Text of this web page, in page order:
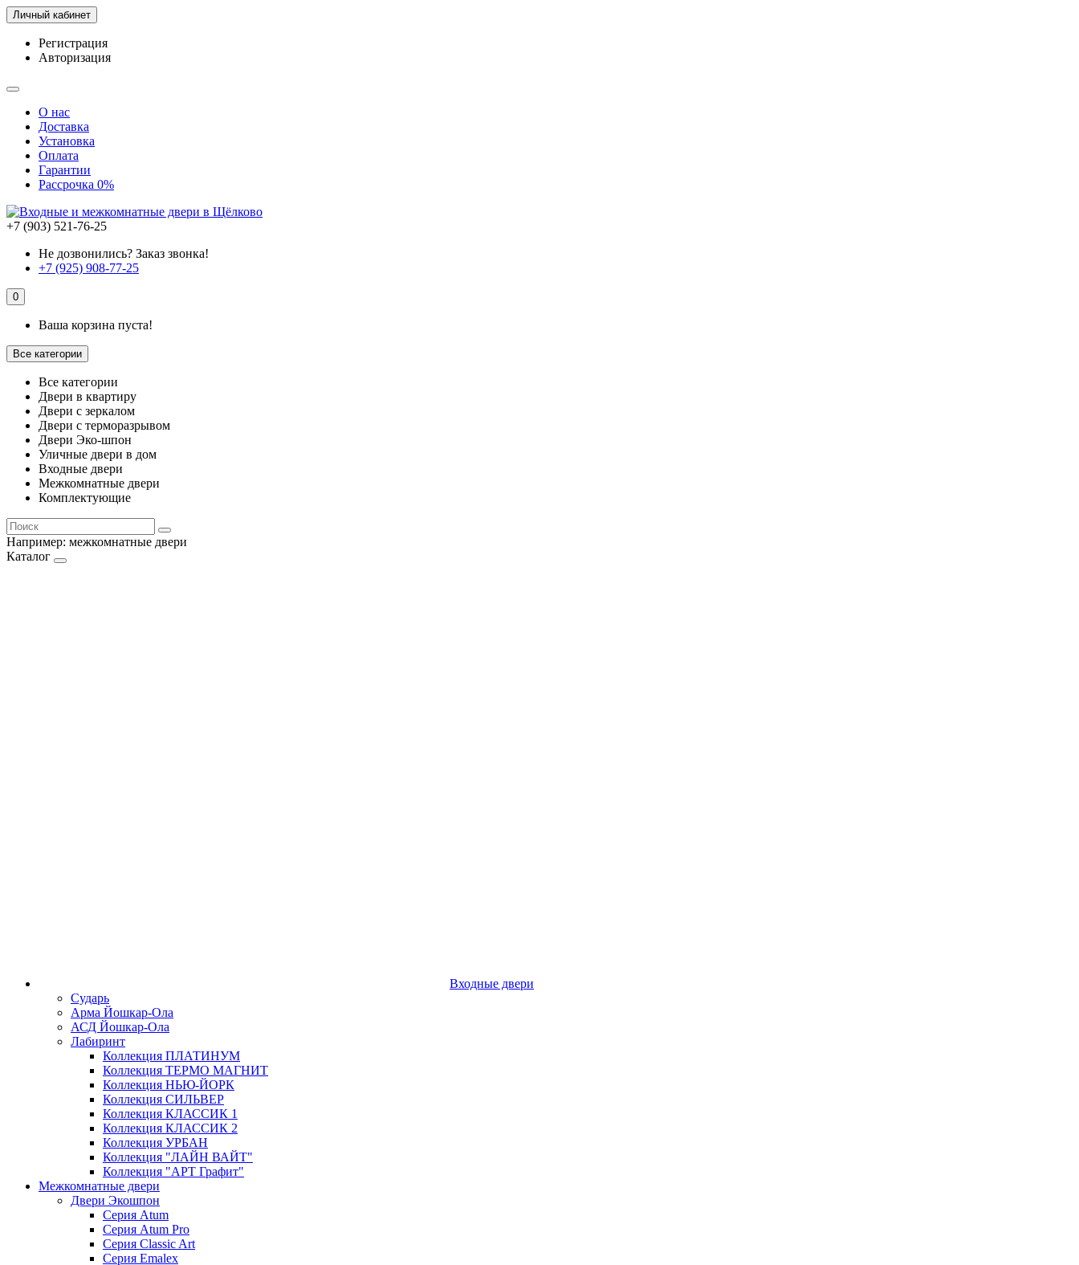
Личный кабинет
Регистрация
Авторизация
О нас
Доставка
Установка
Оплата
Гарантии
Рассрочка 0%
+7 (903) 521-76-25
Не дозвонились? Заказ звонка!
+7 (925) 908-77-25
0
Ваша корзина пуста!
Все категории
Все категории
Двери в квартиру
Двери с зеркалом
Двери с терморазрывом
Двери Эко-шпон
Уличные двери в дом
Входные двери
Межкомнатные двери
Комплектующие
Например: межкомнатные двери
Каталог
Входные двери
Сударь
Арма Йошкар-Ола
АСД Йошкар-Ола
Лабиринт
Коллекция ПЛАТИНУМ
Коллекция ТЕРМО МАГНИТ
Коллекция НЬЮ-ЙОРК
Коллекция СИЛЬВЕР
Коллекция КЛАССИК 1
Коллекция КЛАССИК 2
Коллекция УРБАН
Коллекция "ЛАЙН ВАЙТ"
Коллекция "AРT Графит"
Межкомнатные двери
Двери Экошпон
Серия Atum
Серия Atum Pro
Серия Classic Art
Серия Emalex